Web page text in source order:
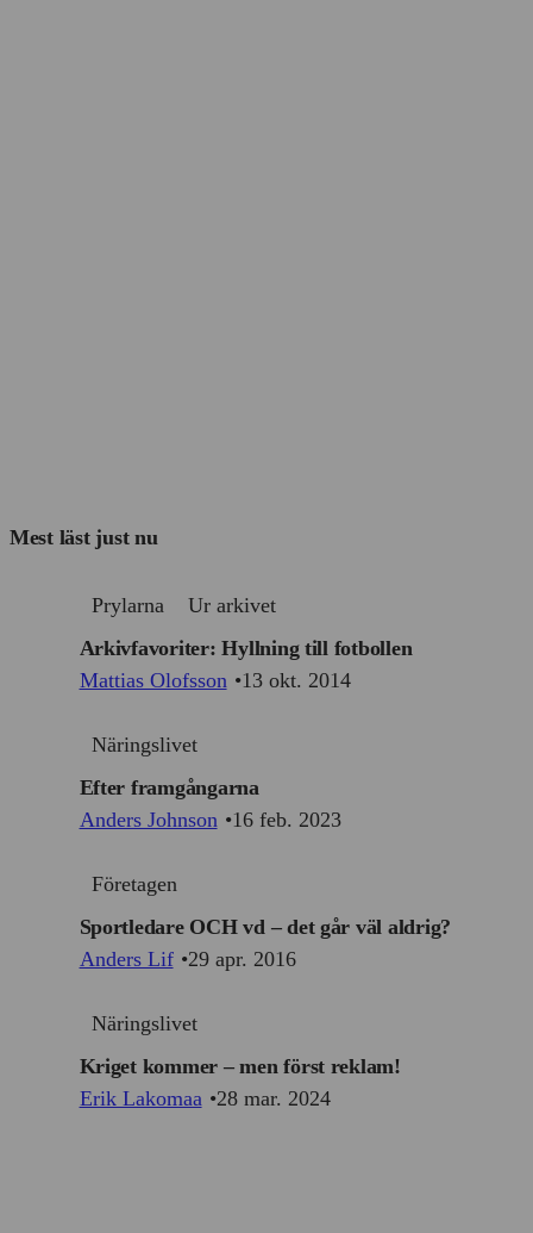
Mest läst just nu
Prylarna
Ur arkivet
Arkivfavoriter: Hyllning till fotbollen
Mattias Olofsson
13 okt. 2014
Näringslivet
Efter framgångarna
Anders Johnson
16 feb. 2023
Företagen
Sportledare OCH vd – det går väl aldrig?
Anders Lif
29 apr. 2016
Näringslivet
Kriget kommer – men först reklam!
Erik Lakomaa
28 mar. 2024